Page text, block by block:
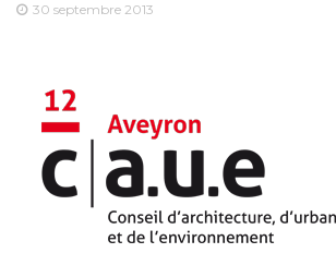
30 septembre 2013